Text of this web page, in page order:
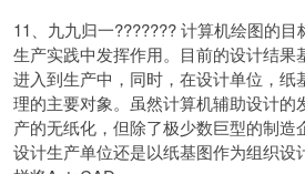
11、九九归一??????? 计算机绘图的
生产实践中发挥作用。目前的设计结果
进入到生产中，同时，在设计单位，纸
理的主要对象。虽然计算机辅助设计的
产的无纸化，但除了极少数巨型的制造
设计生产单位还是以纸基图作为组织设